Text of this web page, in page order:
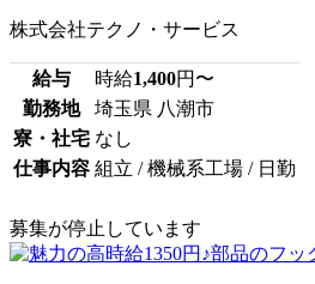
株式会社テクノ・サービス
給与 時給1,400円〜
勤務地
埼玉県 八潮市
寮・社宅 なし
仕事内容 組立 / 機械系工場 / 日勤
募集が停止しています